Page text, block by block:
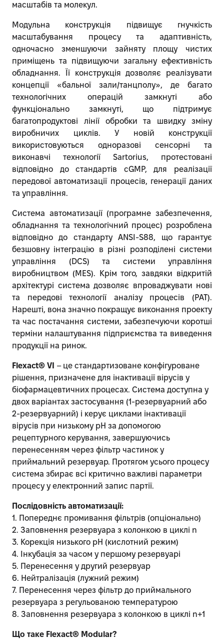
масштабів та молекул.
Модульна конструкція підвищує гнучкість
масштабування процесу та адаптивність,
одночасно зменшуючи зайняту площу чистих
приміщень та підвищуючи загальну ефективність
обладнання. Її конструкція дозволяє реалізувати
концепції «бальної зали/танцполу», де багато
технологічних операцій замкнуті або
функціонально замкнуті, що підтримує
багатопродуктові лінії обробки та швидку зміну
виробничих циклів. У новій конструкції
використовуються одноразові сенсорні та
виконавчі технології Sartorius, протестовані
відповідно до стандартів cGMP, для реалізації
передової автоматизації процесів, генерації даних
та управління.
Система автоматизації (програмне забезпечення,
обладнання та технологічний процес) розроблена
відповідно до стандарту ANSI-S88, що гарантує
безшовну інтеграцію в різні розподілені системи
управління (DCS) та системи управління
виробництвом (MES). Крім того, завдяки відкритій
архітектурі система дозволяє впроваджувати нові
та передові технології аналізу процесів (PAT).
Нарешті, вона значно покращує виконання проекту
та час постачання системи, забезпечуючи коротші
терміни налаштування підприємства та виведення
продукції на ринок.
Flexact® VI – це стандартизоване конфігуроване
рішення, призначене для інактивації вірусів у
біофармацевтичних процесах. Система доступна у
двох варіантах застосування (1-резервуарний або
2-резервуарний) і керує циклами інактивації
вірусів при низькому pH за допомогою
рецептурного керування, завершуючись
перенесенням через фільтр частинок у
приймальний резервуар. Протягом усього процесу
система збирає всі критично важливі параметри
процесу у електронний запис партії.
Послідовність автоматизації:
1. Попереднє промивання фільтрів (опціонально)
2. Заповнення резервуара з колонкою в циклі n
3. Корекція низького pH (кислотний режим)
4. Інкубація за часом у першому резервуарі
5. Перенесення у другий резервуар
6. Нейтралізація (лужний режим)
7. Перенесення через фільтр до приймального
резервуара з регульованою температурою
8. Заповнення резервуара з колонкою в циклі n+1
Що таке Flexact® Modular?